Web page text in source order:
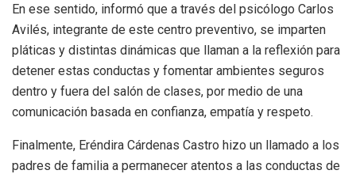
En ese sentido, informó que a través del psicólogo Carlos
Avilés, integrante de este centro preventivo, se imparten
pláticas y distintas dinámicas que llaman a la reflexión para
detener estas conductas y fomentar ambientes seguros
dentro y fuera del salón de clases, por medio de una
comunicación basada en confianza, empatía y respeto.
Finalmente, Eréndira Cárdenas Castro hizo un llamado a los
padres de familia a permanecer atentos a las conductas de